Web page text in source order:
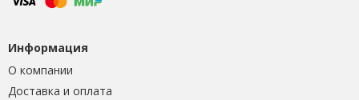
Информация
О компании
Доставка и оплата